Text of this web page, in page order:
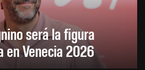
será la figura
en Venecia 2026